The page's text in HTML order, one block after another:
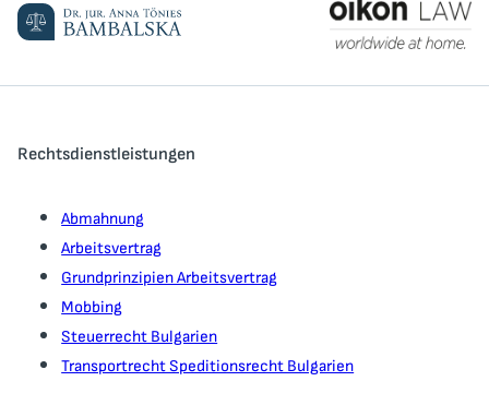
Rechtsdienstleistungen
Abmahnung
Arbeitsvertrag
Grundprinzipien Arbeitsvertrag
Mobbing
Steuerrecht Bulgarien
Transportrecht Speditionsrecht Bulgarien